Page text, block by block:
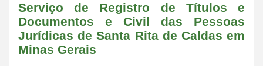
Serviço de Registro de Títulos e
Documentos e Civil das Pessoas
Jurídicas de Santa Rita de Caldas em
Minas Gerais